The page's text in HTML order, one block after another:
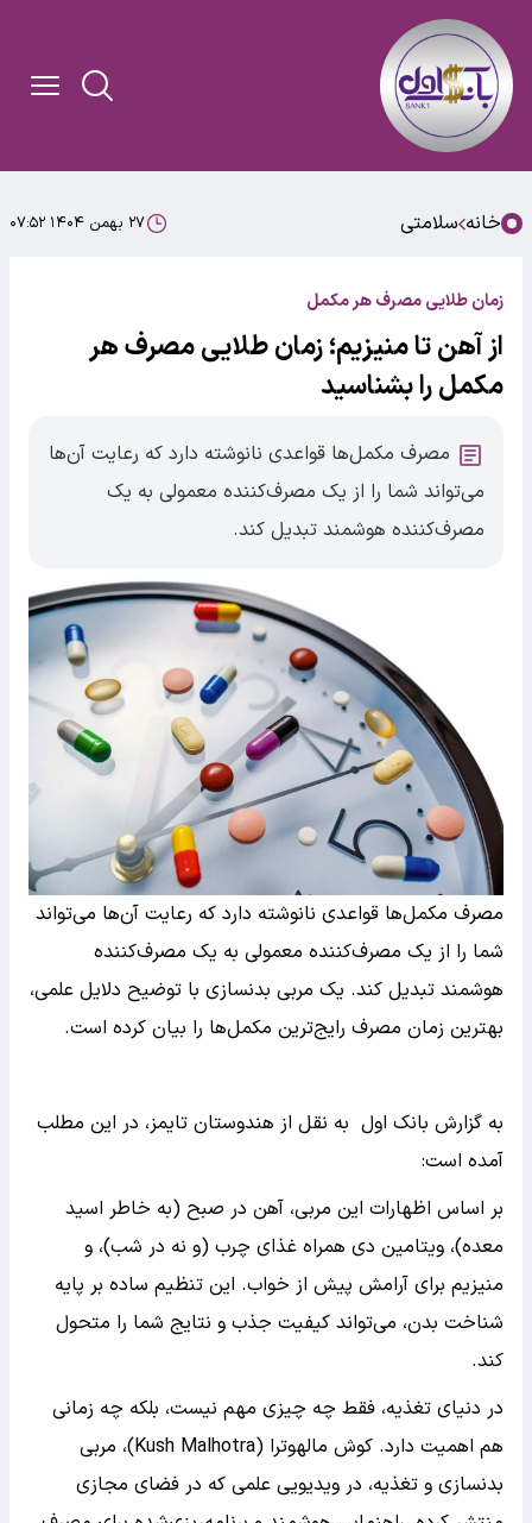
خانه سلامتی ۲۷ بهمن ۱۴۰۴ ۰۷:۵۲
زمان طلایی مصرف هر مکمل
از آهن تا منیزیم؛ زمان طلایی مصرف هر
مکمل را بشناسید
مصرف مکمل‌ها قواعدی نانوشته دارد که رعایت آن‌ها
می‌تواند شما را از یک مصرف‌کننده معمولی به یک
مصرف‌کننده هوشمند تبدیل کند.
مصرف مکمل‌ها قواعدی نانوشته دارد که رعایت آن‌ها می‌تواند
شما را از یک مصرف‌کننده معمولی به یک مصرف‌کننده
هوشمند تبدیل کند. یک مربی بدنسازی با توضیح دلایل علمی،
بهترین زمان مصرف رایج‌ترین مکمل‌ها را بیان کرده است.
به گزارش بانک اول به نقل از هندوستان تایمز، در این مطلب
آمده است:
بر اساس اظهارات این مربی، آهن در صبح (به خاطر اسید
معده)، ویتامین دی همراه غذای چرب (و نه در شب)، و
منیزیم برای آرامش پیش از خواب. این تنظیم ساده بر پایه
شناخت بدن، می‌تواند کیفیت جذب و نتایج شما را متحول
کند.
در دنیای تغذیه، فقط چه چیزی مهم نیست، بلکه چه زمانی
هم اهمیت دارد. کوش مالهوترا (Kush Malhotra)، مربی
بدنسازی و تغذیه، در ویدیویی علمی که در فضای مجازی